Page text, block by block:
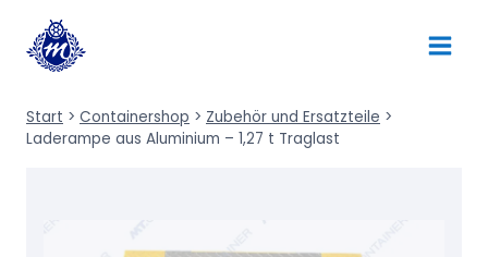
Inhalt
springen
Start > Containershop > Zubehör und Ersatzteile >
Laderampe aus Aluminium – 1,27 t Traglast